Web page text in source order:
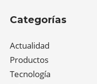
Categorías
Actualidad
Productos
Tecnología